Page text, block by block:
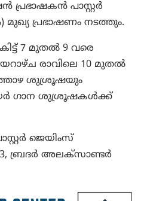
പാസ്റ്റർ
പ്രഭാഷണം നടത്തും.
7 മുതൽ 9 വരെ
രാവിലെ 10 മുതൽ
ശുശ്രൂഷയും
ഗാന ശുശ്രൂഷകൾക്ക്
ജെയിംസ്
ബ്രദർ അലക്സാണ്ടർ